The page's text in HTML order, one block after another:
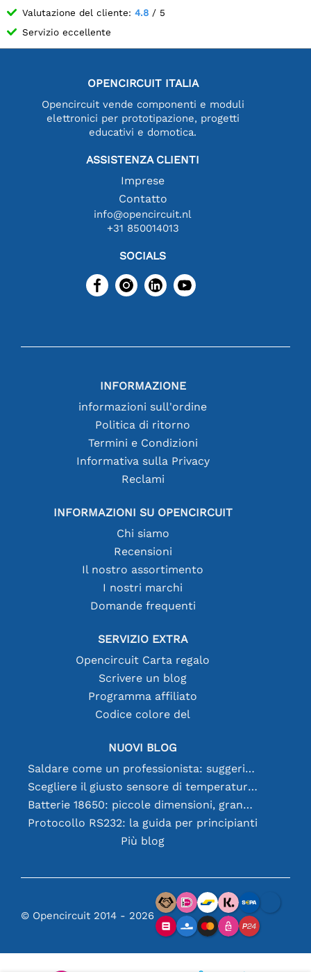
Valutazione del cliente: 4.8 / 5
Servizio eccellente
OPENCIRCUIT ITALIA
Opencircuit vende componenti e moduli
elettronici per prototipazione, progetti
educativi e domotica.
ASSISTENZA CLIENTI
Imprese
Contatto
info@opencircuit.nl
+31 850014013
SOCIALS
INFORMAZIONE
informazioni sull'ordine
Politica di ritorno
Termini e Condizioni
Informativa sulla Privacy
Reclami
INFORMAZIONI SU OPENCIRCUIT
Chi siamo
Recensioni
Il nostro assortimento
I nostri marchi
Domande frequenti
SERVIZIO EXTRA
Opencircuit Carta regalo
Scrivere un blog
Programma affiliato
Codice colore del
NUOVI BLOG
Saldare come un professionista: suggerimenti per connessioni elettroniche perfette
Scegliere il giusto sensore di temperatura [youtube]
Batterie 18650: piccole dimensioni, grandi prestazioni
Protocollo RS232: la guida per principianti
Più blog
© Opencircuit 2014 - 2026